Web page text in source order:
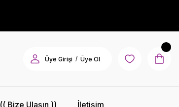
Üye Girişi / Üye Ol
(( Bize Ulaşın )) İletişim